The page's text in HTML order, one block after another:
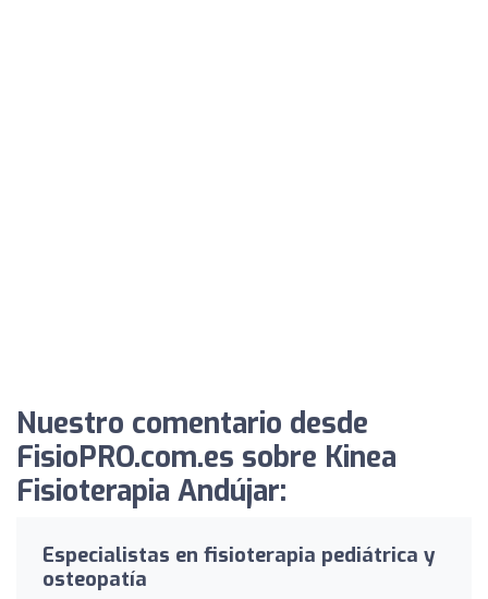
Nuestro comentario desde
FisioPRO.com.es sobre Kinea
Fisioterapia Andújar:
Especialistas en fisioterapia pediátrica y
osteopatía